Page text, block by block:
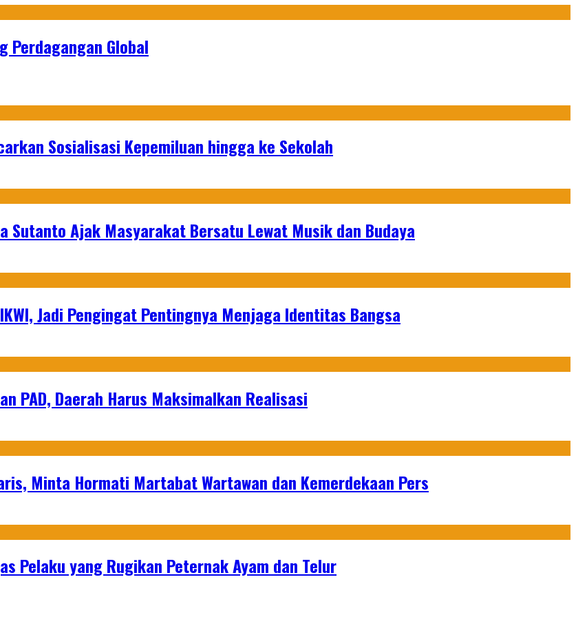
Perdagangan Global
Sosialisasi Kepemiluan hingga ke Sekolah
Sutanto Ajak Masyarakat Bersatu Lewat Musik dan Budaya
Jadi Pengingat Pentingnya Menjaga Identitas Bangsa
PAD, Daerah Harus Maksimalkan Realisasi
Minta Hormati Martabat Wartawan dan Kemerdekaan Pers
Pelaku yang Rugikan Peternak Ayam dan Telur